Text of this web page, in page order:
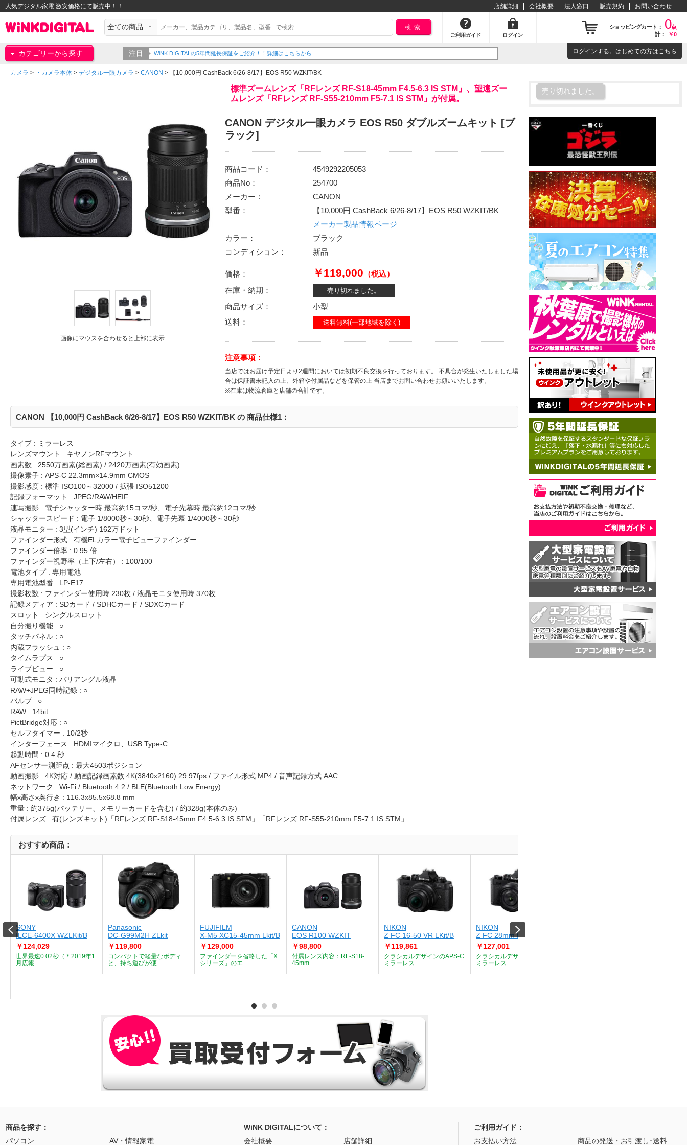
人気デジタル家電 激安価格にて販売中！！ 店舗詳細 会社概要 法人窓口 販売規約 お問い合わせ
検索
ご利用ガイド ログイン
ショッピングカート： 0点
計：
￥0
カテゴリーから探す 注目 WiNK DIGITALの5年間延長保証をご紹介！！詳細はこちらから ログインする。はじめての方はこちら
カメラ > ・カメラ本体 > デジタル一眼カメラ > CANON > 【10,000円 CashBack 6/26-8/17】EOS R50 WZKIT/BK
画像にマウスを合わせると上部に表示
標準ズームレンズ「RFレンズ RF-S18-45mm F4.5-6.3 IS STM」、望遠ズー
ムレンズ「RFレンズ RF-S55-210mm F5-7.1 IS STM」が付属。
CANON デジタル一眼カメラ EOS R50 ダブルズームキット [ブ
ラック]
商品コード：
4549292205053
商品No：
254700
メーカー：
CANON
型番：
【10,000円 CashBack 6/26-8/17】EOS R50 WZKIT/BK
メーカー製品情報ページ
カラー：
ブラック
コンディション：
新品
価格： ￥119,000 （税込）
在庫・納期：
売り切れました。
商品サイズ：
小型
送料：
送料無料(一部地域を除く)
注意事項：
当店ではお届け予定日より2週間においては初期不良交換を行っております。 不具合が発生いたしました場
合は保証書未記入の上、外箱や付属品などを保管の上 当店までお問い合わせお願いいたします。
※在庫は物流倉庫と店舗の合計です。
CANON 【10,000円 CashBack 6/26-8/17】EOS R50 WZKIT/BK の 商品仕様1：
タイプ : ミラーレス
レンズマウント : キヤノンRFマウント
画素数 : 2550万画素(総画素) / 2420万画素(有効画素)
撮像素子 : APS-C 22.3mm×14.9mm CMOS
撮影感度 : 標準 ISO100～32000 / 拡張 ISO51200
記録フォーマット : JPEG/RAW/HEIF
連写撮影 : 電子シャッター時 最高約15コマ/秒、電子先幕時 最高約12コマ/秒
シャッタースピード : 電子 1/8000秒～30秒、電子先幕 1/4000秒～30秒
液晶モニター : 3型(インチ) 162万ドット
ファインダー形式 : 有機ELカラー電子ビューファインダー
ファインダー倍率 : 0.95 倍
ファインダー視野率（上下/左右） : 100/100
電池タイプ : 専用電池
専用電池型番 : LP-E17
撮影枚数 : ファインダー使用時 230枚 / 液晶モニタ使用時 370枚
記録メディア : SDカード / SDHCカード / SDXCカード
スロット : シングルスロット
自分撮り機能 : ○
タッチパネル : ○
内蔵フラッシュ : ○
タイムラプス : ○
ライブビュー : ○
可動式モニタ : バリアングル液晶
RAW+JPEG同時記録 : ○
バルブ : ○
RAW : 14bit
PictBridge対応 : ○
セルフタイマー : 10/2秒
インターフェース : HDMIマイクロ、USB Type-C
起動時間 : 0.4 秒
AFセンサー測距点 : 最大4503ポジション
動画撮影 : 4K対応 / 動画記録画素数 4K(3840x2160) 29.97fps / ファイル形式 MP4 / 音声記録方式 AAC
ネットワーク : Wi-Fi / Bluetooth 4.2 / BLE(Bluetooth Low Energy)
幅x高さx奥行き : 116.3x85.5x68.8 mm
重量 : 約375g(バッテリー、メモリーカードを含む) / 約328g(本体のみ)
付属レンズ : 有(レンズキット)「RFレンズ RF-S18-45mm F4.5-6.3 IS STM」「RFレンズ RF-S55-210mm F5-7.1 IS STM」
おすすめ商品：
SONY
ILCE-6400X WZLKit/B
￥124,029
世界最速0.02秒（＊2019年1
月広報...
Panasonic
DC-G99M2H ZLkit
￥119,800
コンパクトで軽量なボディ
と、持ち運びが便...
FUJIFILM
X-M5 XC15-45mm Lkit/B
￥129,000
ファインダーを省略した「X
シリーズ」のエ...
CANON
EOS R100 WZKIT
￥98,800
付属レンズ内容：RF-S18-
45mm ...
NIKON
Z FC 16-50 VR LKit/B
￥119,861
クラシカルデザインのAPS-C
ミラーレス...
NIKON
Z FC 28mm f/2.8 SEKit/B
￥127,001
クラシカルデザインのAPS-C
ミラーレス...
売り切れました。
商品を探す：
パソコン
AV・情報家電
WiNK DIGITALについて：
会社概要
店舗詳細
ご利用ガイド：
お支払い方法
商品の発送・お引渡し･送料